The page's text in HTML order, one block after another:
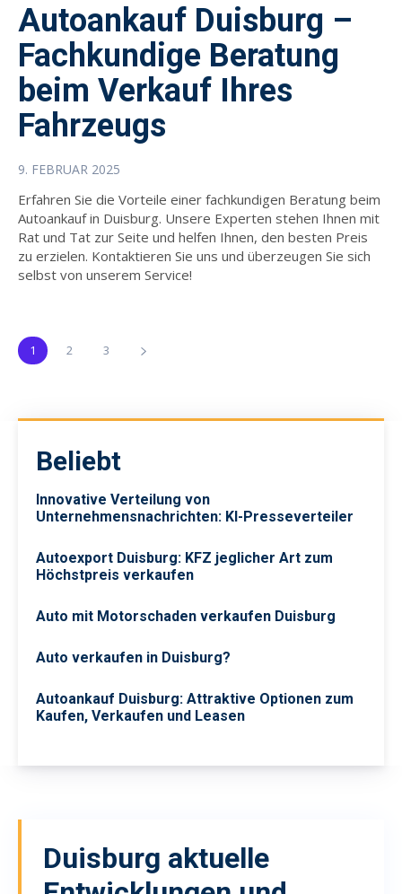
Autoankauf Duisburg –
Fachkundige Beratung
beim Verkauf Ihres
Fahrzeugs
9. FEBRUAR 2025
Erfahren Sie die Vorteile einer fachkundigen Beratung beim
Autoankauf in Duisburg. Unsere Experten stehen Ihnen mit
Rat und Tat zur Seite und helfen Ihnen, den besten Preis
zu erzielen. Kontaktieren Sie uns und überzeugen Sie sich
selbst von unserem Service!
1 2 3
Beliebt
Innovative Verteilung von
Unternehmensnachrichten: KI-Presseverteiler
Autoexport Duisburg: KFZ jeglicher Art zum
Höchstpreis verkaufen
Auto mit Motorschaden verkaufen Duisburg
Auto verkaufen in Duisburg?
Autoankauf Duisburg: Attraktive Optionen zum
Kaufen, Verkaufen und Leasen
Duisburg aktuelle